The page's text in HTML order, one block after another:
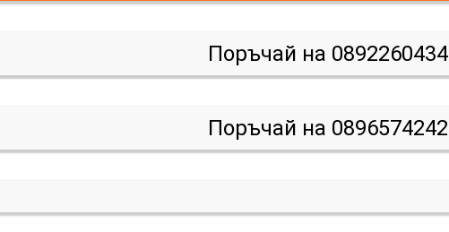
Поръчай на 0892260434
Поръчай на 0896574242